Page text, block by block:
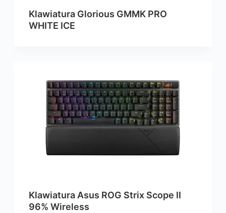
Klawiatura Glorious GMMK PRO
WHITE ICE
Klawiatura Asus ROG Strix Scope II
96% Wireless